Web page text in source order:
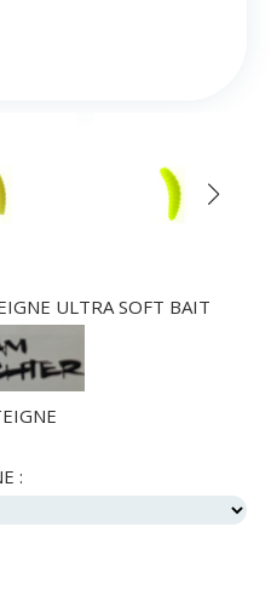
ULTRA SOFT BAIT
: